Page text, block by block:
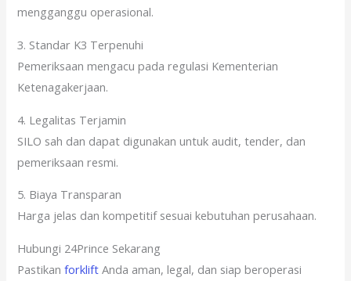
mengganggu operasional.
3. Standar K3 Terpenuhi
Pemeriksaan mengacu pada regulasi Kementerian
Ketenagakerjaan.
4. Legalitas Terjamin
SILO sah dan dapat digunakan untuk audit, tender, dan
pemeriksaan resmi.
5. Biaya Transparan
Harga jelas dan kompetitif sesuai kebutuhan perusahaan.
Hubungi 24Prince Sekarang
Pastikanforklift Anda aman, legal, dan siap beroperasi